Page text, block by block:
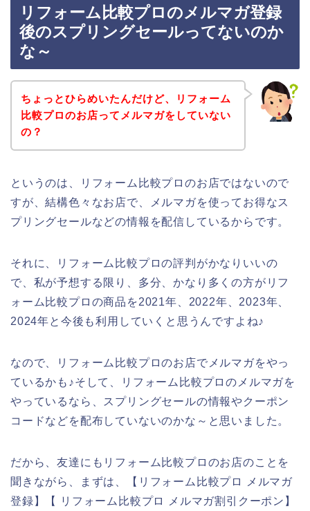
リフォーム比較プロのメルマガ登録
後のスプリングセールってないのか
な～
ちょっとひらめいたんだけど、リフォーム
比較プロのお店ってメルマガをしていない
の？
というのは、リフォーム比較プロのお店ではないので
すが、結構色々なお店で、メルマガを使ってお得なス
プリングセールなどの情報を配信しているからです。
それに、リフォーム比較プロの評判がかなりいいの
で、私が予想する限り、多分、かなり多くの方がリフ
ォーム比較プロの商品を2021年、2022年、2023年、
2024年と今後も利用していくと思うんですよね♪
なので、リフォーム比較プロのお店でメルマガをやっ
ているかも♪そして、リフォーム比較プロのメルマガを
やっているなら、スプリングセールの情報やクーポン
コードなどを配布していないのかな～と思いました。
だから、友達にもリフォーム比較プロのお店のことを
聞きながら、まずは、【リフォーム比較プロ メルマガ
登録】【 リフォーム比較プロ メルマガ割引クーポン】